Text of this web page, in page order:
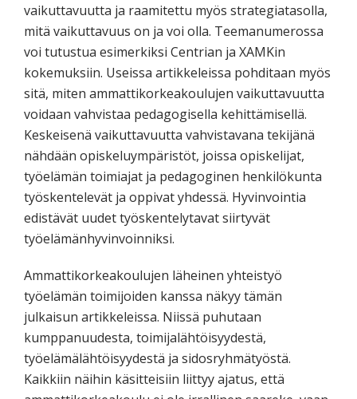
vaikuttavuutta ja raamitettu myös strategiatasolla,
mitä vaikuttavuus on ja voi olla. Teemanumerossa
voi tutustua esimerkiksi Centrian ja XAMKin
kokemuksiin. Useissa artikkeleissa pohditaan myös
sitä, miten ammattikorkeakoulujen vaikuttavuutta
voidaan vahvistaa pedagogisella kehittämisellä.
Keskeisenä vaikuttavuutta vahvistavana tekijänä
nähdään opiskeluympäristöt, joissa opiskelijat,
työelämän toimiajat ja pedagoginen henkilökunta
työskentelevät ja oppivat yhdessä. Hyvinvointia
edistävät uudet työskentelytavat siirtyvät
työelämänhyvinvoinniksi.
Ammattikorkeakoulujen läheinen yhteistyö
työelämän toimijoiden kanssa näkyy tämän
julkaisun artikkeleissa. Niissä puhutaan
kumppanuudesta, toimijalähtöisyydestä,
työelämälähtöisyydestä ja sidosryhmätyöstä.
Kaikkiin näihin käsitteisiin liittyy ajatus, että